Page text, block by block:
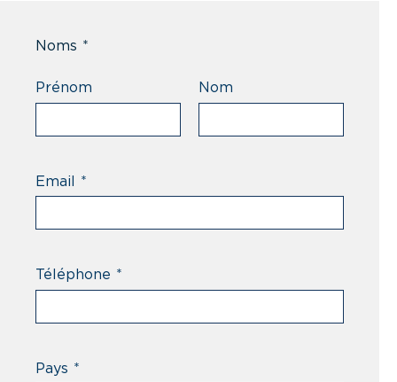
Noms *
Prénom Nom
Email *
Téléphone *
Pays *